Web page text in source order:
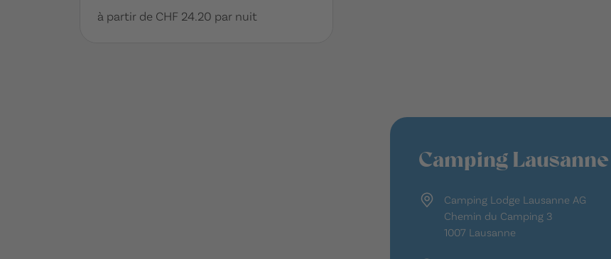
à partir de CHF 24.20 par nuit
Camping Lausanne
Camping Lodge Lausanne AG
Chemin du Camping 3
1007 Lausanne